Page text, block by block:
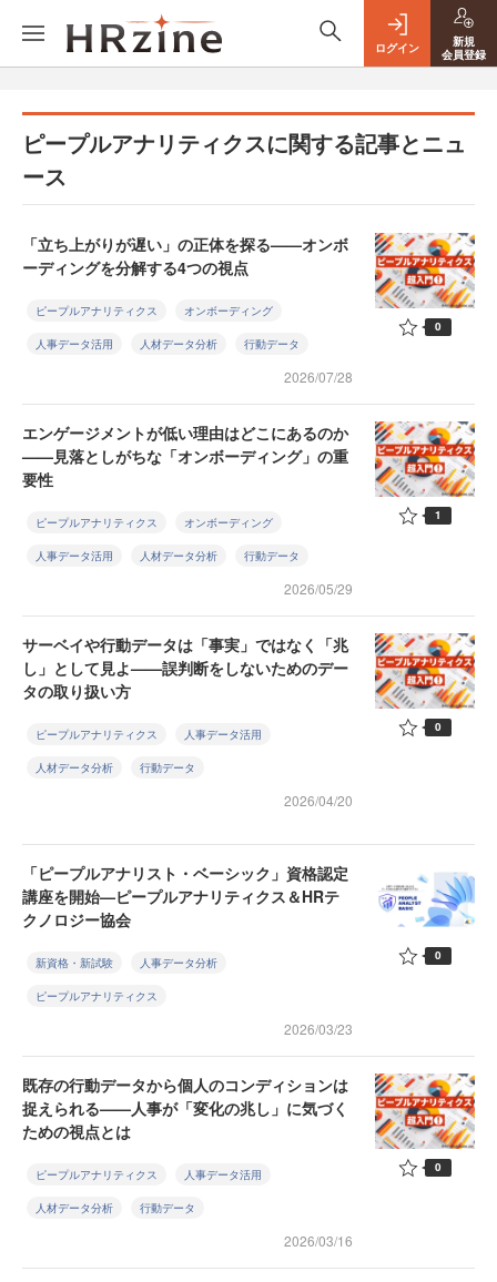
ログイン
新規
会員登録
ピープルアナリティクスに関する記事とニュ
ース
「立ち上がりが遅い」の正体を探る——オンボ
ーディングを分解する4つの視点
ピープルアナリティクス オンボーディング
人事データ活用 人材データ分析 行動データ
2026/07/28
0
エンゲージメントが低い理由はどこにあるのか
——見落としがちな「オンボーディング」の重
要性
ピープルアナリティクス オンボーディング
人事データ活用 人材データ分析 行動データ
2026/05/29
1
サーベイや行動データは「事実」ではなく「兆
し」として見よ——誤判断をしないためのデー
タの取り扱い方
ピープルアナリティクス 人事データ活用
人材データ分析 行動データ
2026/04/20
0
「ピープルアナリスト・ベーシック」資格認定
講座を開始—ピープルアナリティクス＆HRテ
クノロジー協会
新資格・新試験 人事データ分析
ピープルアナリティクス
2026/03/23
0
既存の行動データから個人のコンディションは
捉えられる——人事が「変化の兆し」に気づく
ための視点とは
ピープルアナリティクス 人事データ活用
人材データ分析 行動データ
2026/03/16
0